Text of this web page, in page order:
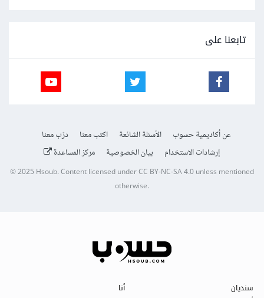
تابعنا على
عن أكاديمية حسوب الأسئلة الشائعة اكتب معنا
درّب معنا
إرشادات الاستخدام
بيان الخصوصية مركز المساعدة
© 2025Hsoub.Content licensed underCC BY-NC-SA 4.0unless mentioned
otherwise.